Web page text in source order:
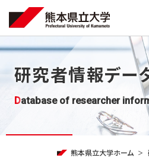
研究者情報デー
Database of researcher
熊本県立大学ホーム